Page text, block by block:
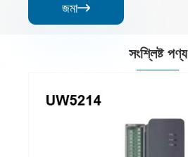
জমা
সংশ্লিষ্ট পণ্য